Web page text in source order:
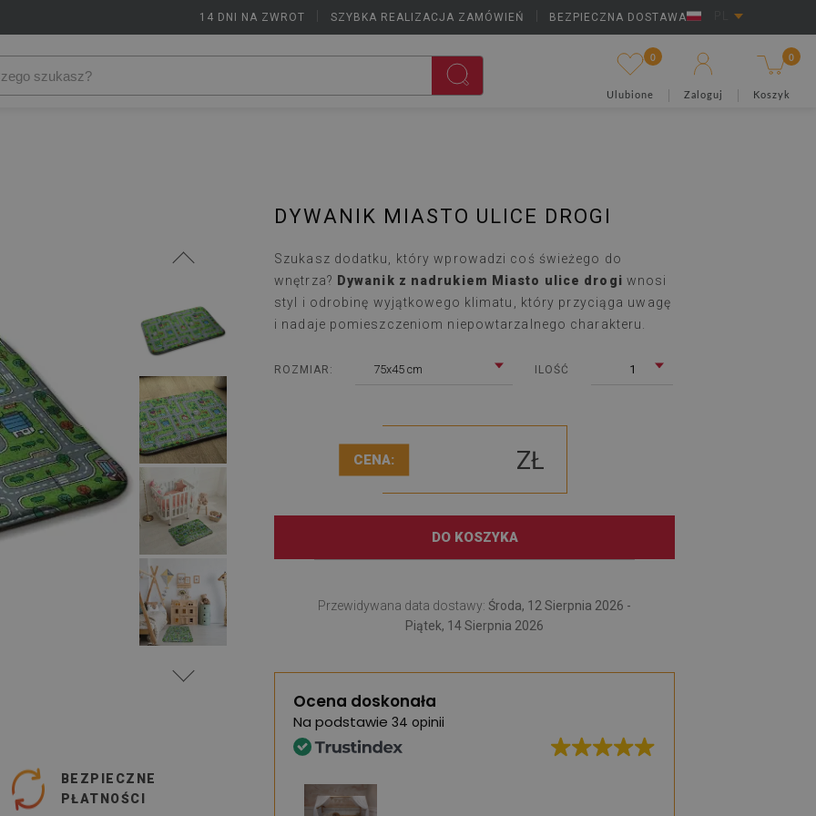
14 DNI NA ZWROT SZYBKA REALIZACJA ZAMÓWIEŃ BEZPIECZNA DOSTAWA
0
Ulubione Zaloguj
0
Koszyk
BEZPIECZNE
PŁATNOŚCI
DYWANIK MIASTO ULICE DROGI
Szukasz dodatku, który wprowadzi coś świeżego do
wnętrza? Dywanik z nadrukiem Miasto ulice drogi wnosi
styl i odrobinę wyjątkowego klimatu, który przyciąga uwagę
i nadaje pomieszczeniom niepowtarzalnego charakteru.
ROZMIAR: 75x45 cm ILOŚĆ 1
CENA: ZŁ
DO KOSZYKA
Przewidywana data dostawy: Środa, 12 Sierpnia 2026 -
Piątek, 14 Sierpnia 2026
Ocena doskonała
Na podstawie 34 opinii